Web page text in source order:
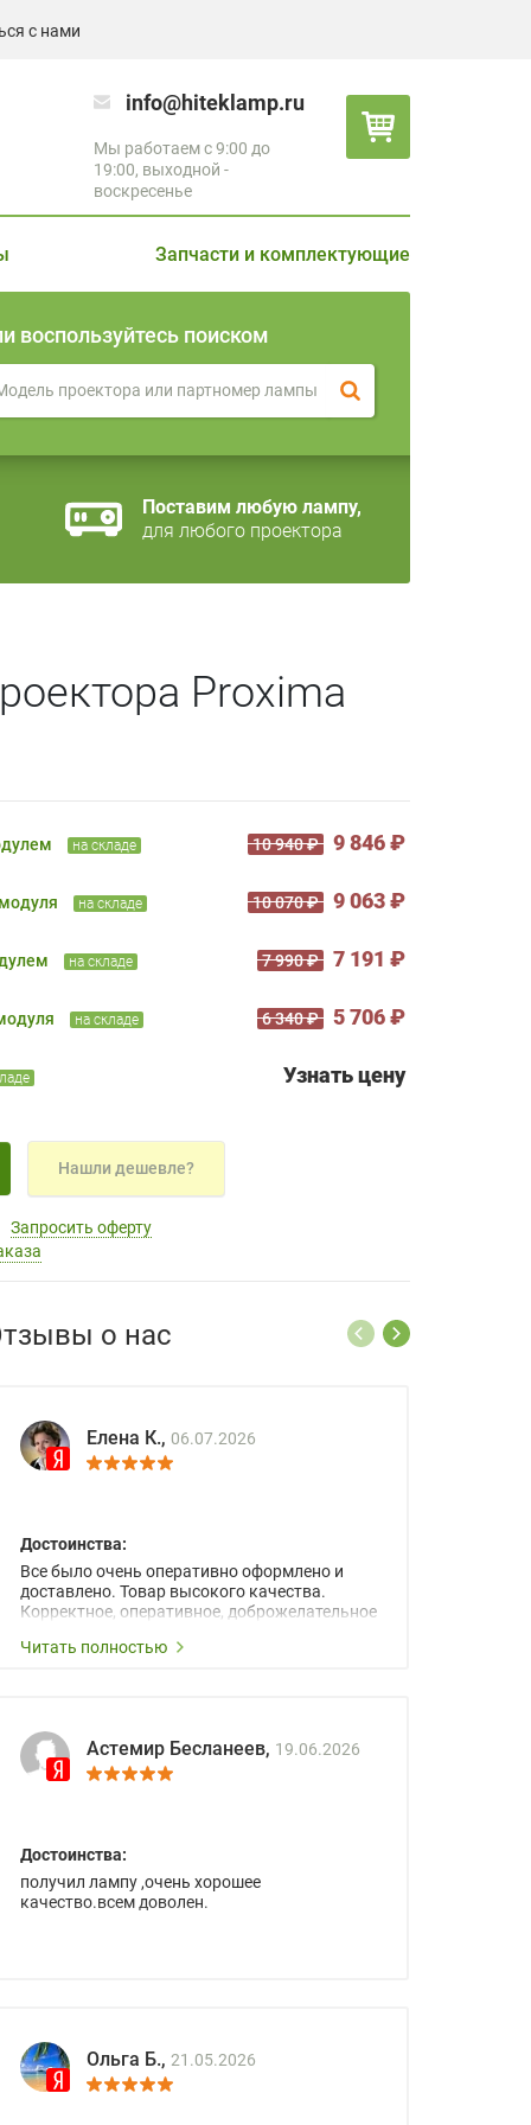
с нами
info@hiteklamp.ru
Мы работаем с 9:00 до
19:00, выходной -
воскресенье
Запчасти и комплектующие
воспользуйтесь поиском
Поставим любую лампу,
для любого проектора
Proxima
на складе 10 940 ₽ 9 846 ₽
на складе 10 070 ₽ 9 063 ₽
на складе 7 990 ₽ 7 191 ₽
на складе 6 340 ₽ 5 706 ₽
Узнать цену
Нашли дешевле?
Запросить оферту
о нас
Елена К., 06.07.2026
Достоинства:
Все было очень оперативно оформлено и
доставлено. Товар высокого качества.
Корректное, оперативное, доброжелательное
Читать полностью
Астемир Бесланеев, 19.06.2026
Достоинства:
получил лампу ,очень хорошее
качество.всем доволен.
Ольга Б., 21.05.2026